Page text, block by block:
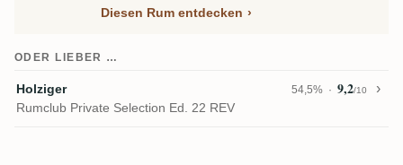
Diesen Rum entdecken
ODER LIEBER …
Holziger 54,5% 9,2/10
Rumclub Private Selection Ed. 22 REV